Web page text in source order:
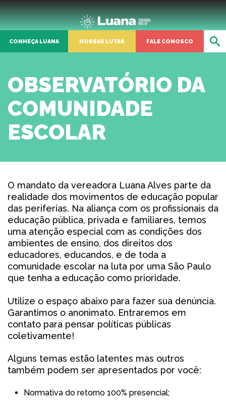
CONHEÇA LUANA NOSSAS LUTAS FALE CONOSCO
OBSERVATÓRIO DA
COMUNIDADE
ESCOLAR
O mandato da vereadora Luana Alves parte da
realidade dos movimentos de educação popular
das periferias. Na aliança com os profissionais da
educação pública, privada e familiares, temos
uma atenção especial com as condições dos
ambientes de ensino, dos direitos dos
educadores, educandos, e de toda a
comunidade escolar na luta por uma São Paulo
que tenha a educação como prioridade.
Utilize o espaço abaixo para fazer sua denúncia.
Garantimos o anonimato. Entraremos em
contato para pensar políticas públicas
coletivamente!
Alguns temas estão latentes mas outros
também podem ser apresentados por você:
Normativa do retorno 100% presencial;